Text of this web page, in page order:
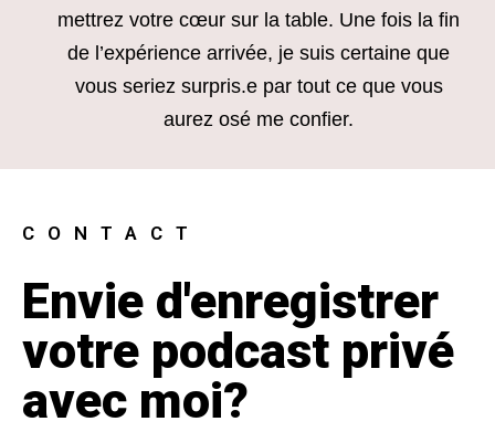
mettrez votre cœur sur la table. Une fois la fin
de l’expérience arrivée, je suis certaine que
vous seriez surpris.e par tout ce que vous
aurez osé me confier.
CONTACT
Envie d'enregistrer
votre podcast privé
avec moi?